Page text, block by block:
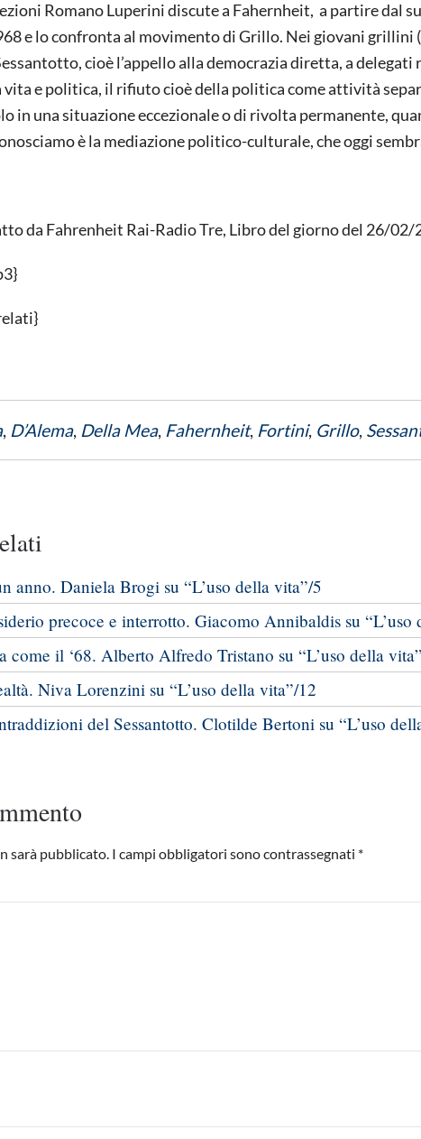
Romano Luperini discute a Fahernheit, a partire dal
e lo confronta al movimento di Grillo. Nei giovani grillini
cioè l’appello alla democrazia diretta, a
vita e politica, il rifiuto cioè della politica come attività
in una situazione eccezionale o di rivolta permanente,
è la mediazione politico-culturale, che oggi
da Fahrenheit Rai-Radio Tre, Libro del giorno del 26/02/
, D’Alema, Della Mea, Fahernheit, Fortini, Grillo,
anno. Daniela Brogi su “L’uso della vita”/5
precoce e interrotto. Giacomo Annibaldis su “L’uso
come il ‘68. Alberto Alfredo Tristano su “L’uso della
Niva Lorenzini su “L’uso della vita”/12
del Sessantotto. Clotilde Bertoni su “L’uso
sarà pubblicato. I campi obbligatori sono contrassegnati *